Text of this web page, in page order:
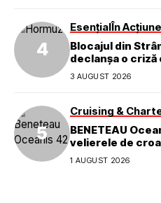
EsențialÎn Acțiune
Blocajul din
declanșa o
3 AUGUST 2026
Cruising &
BENETEAU
velierele de
1 AUGUST 2026